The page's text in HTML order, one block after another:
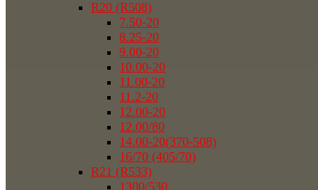
R20 (R508)
7.50-20
8.25-20
9.00-20
10.00-20
11.00-20
11.2-20
12.00-20
12.00/80
14.00-20(370-508)
16/70 (405/70)
R21 (R533)
1300/530